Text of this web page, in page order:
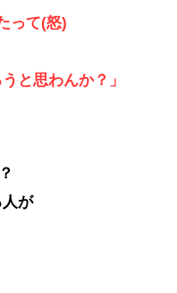
って(怒)
思わんか？」
が